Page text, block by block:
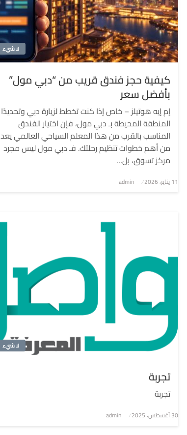
لا شيء
كيفية حجز فندق قريب من “دبي مول”
بأفضل سعر
إم إيه هوتيلز – خاص إذا كنت تخطط لزيارة دبي وتحديدًا
المنطقة المحيطة بـ دبي مول، فإن اختيار الفندق
المناسب بالقرب من هذا المعلم السياحي العالمي يعد
من أهم خطوات تنظيم رحلتك. فـ دبي مول ليس مجرد
مركز تسوق، بل…
نُشر
11 يناير، 2026 admin
لا شيء
تجربة
تجربة
نُشر
30 أغسطس، 2025 admin